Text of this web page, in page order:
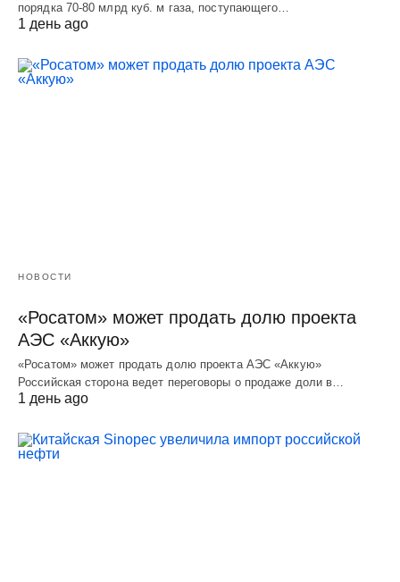
порядка 70-80 млрд куб. м газа, поступающего…
1 день ago
НОВОСТИ
«Росатом» может продать долю проекта
АЭС «Аккую»
«Росатом» может продать долю проекта АЭС «Аккую»
Российская сторона ведет переговоры о продаже доли в…
1 день ago